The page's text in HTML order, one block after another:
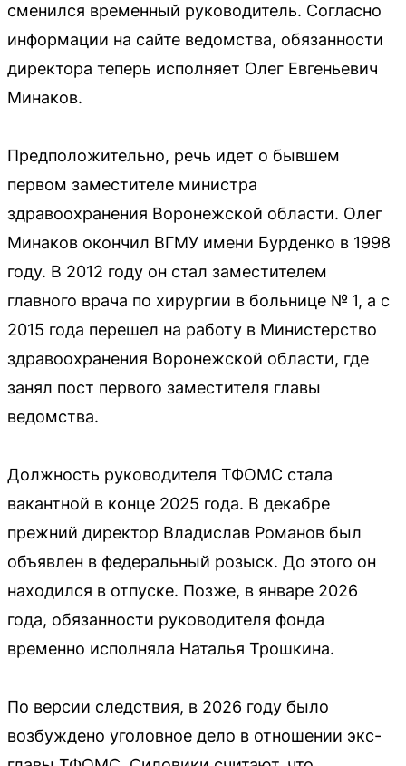
сменился временный руководитель. Согласно
информации на сайте ведомства, обязанности
директора теперь исполняет Олег Евгеньевич
Минаков.
Предположительно, речь идет о бывшем
первом заместителе министра
здравоохранения Воронежской области. Олег
Минаков окончил ВГМУ имени Бурденко в 1998
году. В 2012 году он стал заместителем
главного врача по хирургии в больнице № 1, а с
2015 года перешел на работу в Министерство
здравоохранения Воронежской области, где
занял пост первого заместителя главы
ведомства.
Должность руководителя ТФОМС стала
вакантной в конце 2025 года. В декабре
прежний директор Владислав Романов был
объявлен в федеральный розыск. До этого он
находился в отпуске. Позже, в январе 2026
года, обязанности руководителя фонда
временно исполняла Наталья Трошкина.
По версии следствия, в 2026 году было
возбуждено уголовное дело в отношении экс-